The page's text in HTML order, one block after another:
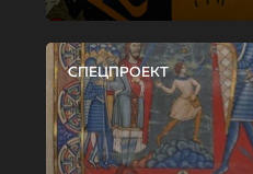
СПЕЦПРОЕКТ